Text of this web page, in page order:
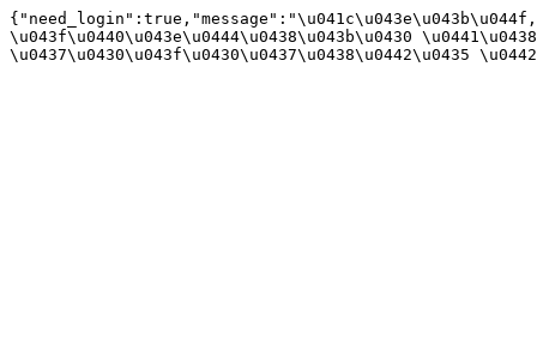
{"need_login":true,"message":"\u041c\u043e\u043b\u044f,
\u043f\u0440\u043e\u0444\u0438\u043b\u0430
\u0437\u0430\u043f\u0430\u0437\u0438\u0442\u0435